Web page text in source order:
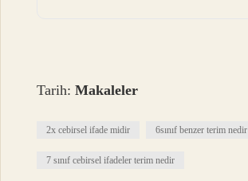
Tarih:Makaleler
2x cebirsel ifade midir 6sınıf benzer terim nedir
7 sınıf cebirsel ifadeler terim nedir